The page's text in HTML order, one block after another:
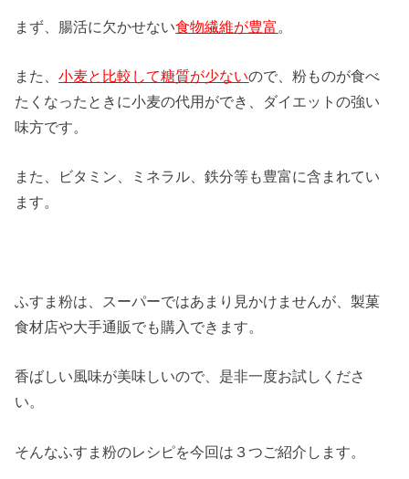
まず、腸活に欠かせない食物繊維が豊富
また、小麦と比較して糖質が少ないので、粉ものが食べ
たくなったときに小麦の代用ができ、ダイエットの強い
味方です。
また、ビタミン、ミネラル、鉄分等も豊富に含まれてい
ます。
ふすま粉は、スーパーではあまり見かけませんが、製菓
食材店や大手通販でも購入できます。
香ばしい風味が美味しいので、是非一度お試しくださ
い。
そんなふすま粉のレシピを今回は３つご紹介します。